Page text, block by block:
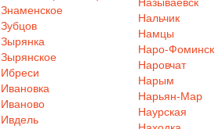
Знаменское
Зубцов
Зырянка
Зырянское
Ибреси
Ивановка
Иваново
Ивдель
Нальчик
Намцы
Наро-Фоминск
Наровчат
Нарым
Нарьян-Мар
Наурская